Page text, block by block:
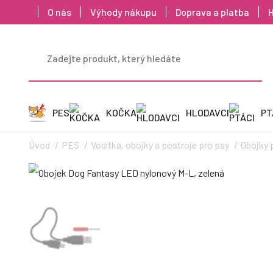
O nás Výhody nákupu Doprava a platba
PES KOČKA HLODAVCI
Úvod PES Vodítka, obojky a postroje pro psy Obojky